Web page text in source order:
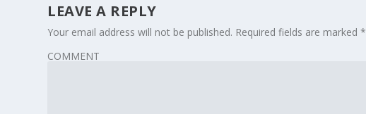
LEAVE A REPLY
Your email address will not be published. Required fields are marked*
COMMENT